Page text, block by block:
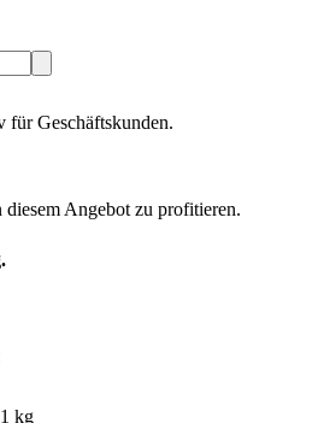
für Geschäftskunden.
Angebot zu profitieren.
kg